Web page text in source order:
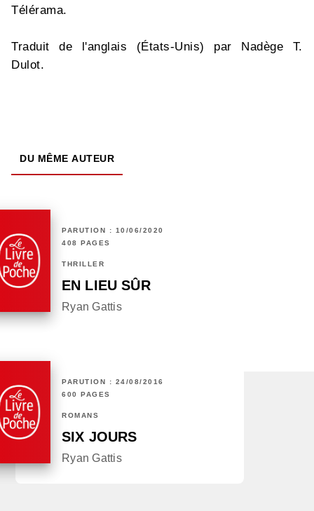
Télérama.
Traduit de l'anglais (États-Unis) par Nadège T.
Dulot.
DU MÊME AUTEUR
PARUTION : 10/06/2020
408 PAGES
THRILLER
EN LIEU SÛR
Ryan Gattis
PARUTION : 24/08/2016
600 PAGES
ROMANS
SIX JOURS
Ryan Gattis